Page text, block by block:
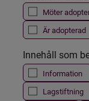
Möter
Är adopterad
Innehåll som
Information
Lagstiftning